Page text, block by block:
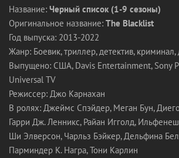
Название: Черный список (1-9 сезоны)
Оригинальное название: The Blacklist
Год выпуска: 2013-2022
Жанр: Боевик, триллер, детектив, криминал,
Выпущено: США, Davis Entertainment, Sony
Universal TV
Режиссер: Джо Карнахан
В ролях: Джеймс Спэйдер, Меган Бун,
Гарри Дж. Ленникс, Райан Игголд,
Ши Элверсон, Чарльз Бэйкер, Дельфина
Парминдер К. Награ, Тони Карлин